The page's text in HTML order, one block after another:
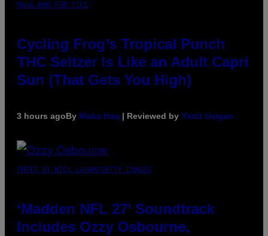
MAHA HAQ FOR VICE
Cycling Frog’s Tropical Punch
THC Seltzer Is Like an Adult Capri
Sun (That Gets You High)
3 hours agoBy Maha Haq | Reviewed by Ysolt Usigan
PHOTO BY NICK LAHAM/GETTY IMAGES
‘Madden NFL 27’ Soundtrack
Includes Ozzy Osbourne,